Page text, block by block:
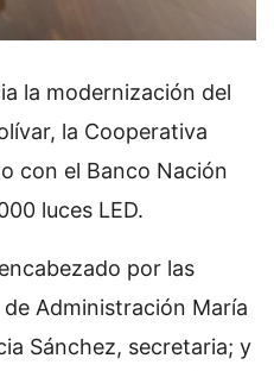
la modernización del
la Cooperativa
con el Banco Nación
luces LED.
por las
Administración María
Sánchez, secretaria; y